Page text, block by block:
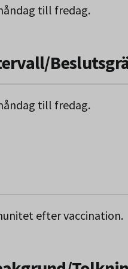
till fredag.
till fredag.
efter vaccination.